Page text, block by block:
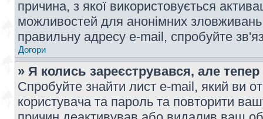
причина, з якої використовується
можливостей для анонімних
правильну адресу e-mail, спробуйте
Догори
» Я колись зареєструвався, але
Спробуйте знайти лист e-mail, який ви
користувача та пароль та повторити